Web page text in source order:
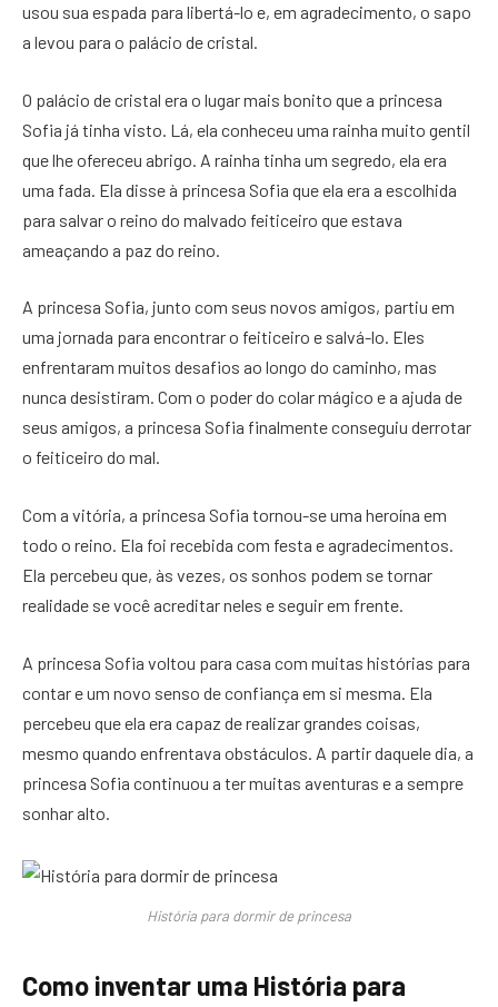
usou sua espada para libertá-lo e, em agradecimento, o sapo
a levou para o palácio de cristal.
O palácio de cristal era o lugar mais bonito que a princesa
Sofia já tinha visto. Lá, ela conheceu uma rainha muito gentil
que lhe ofereceu abrigo. A rainha tinha um segredo, ela era
uma fada. Ela disse à princesa Sofia que ela era a escolhida
para salvar o reino do malvado feiticeiro que estava
ameaçando a paz do reino.
A princesa Sofia, junto com seus novos amigos, partiu em
uma jornada para encontrar o feiticeiro e salvá-lo. Eles
enfrentaram muitos desafios ao longo do caminho, mas
nunca desistiram. Com o poder do colar mágico e a ajuda de
seus amigos, a princesa Sofia finalmente conseguiu derrotar
o feiticeiro do mal.
Com a vitória, a princesa Sofia tornou-se uma heroína em
todo o reino. Ela foi recebida com festa e agradecimentos.
Ela percebeu que, às vezes, os sonhos podem se tornar
realidade se você acreditar neles e seguir em frente.
A princesa Sofia voltou para casa com muitas histórias para
contar e um novo senso de confiança em si mesma. Ela
percebeu que ela era capaz de realizar grandes coisas,
mesmo quando enfrentava obstáculos. A partir daquele dia, a
princesa Sofia continuou a ter muitas aventuras e a sempre
sonhar alto.
História para dormir de princesa
Como inventar uma História para